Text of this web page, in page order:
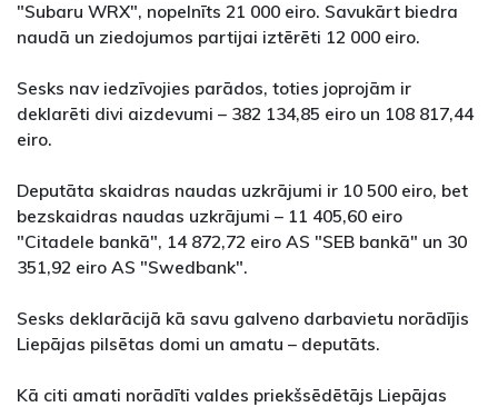
"Subaru WRX", nopelnīts 21 000 eiro. Savukārt biedra
naudā un ziedojumos partijai iztērēti 12 000 eiro.
Sesks nav iedzīvojies parādos, toties joprojām ir
deklarēti divi aizdevumi – 382 134,85 eiro un 108 817,44
eiro.
Deputāta skaidras naudas uzkrājumi ir 10 500 eiro, bet
bezskaidras naudas uzkrājumi – 11 405,60 eiro
"Citadele bankā", 14 872,72 eiro AS "SEB bankā" un 30
351,92 eiro AS "Swedbank".
Sesks deklarācijā kā savu galveno darbavietu norādījis
Liepājas pilsētas domi un amatu – deputāts.
Kā citi amati norādīti valdes priekšsēdētājs Liepājas